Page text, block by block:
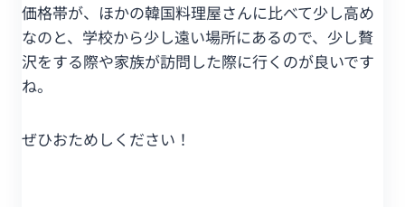
価格帯が、ほかの韓国料理屋さんに比べて少し高め
なのと、学校から少し遠い場所にあるので、少し贅
沢をする際や家族が訪問した際に行くのが良いです
ね。
ぜひおためしください！